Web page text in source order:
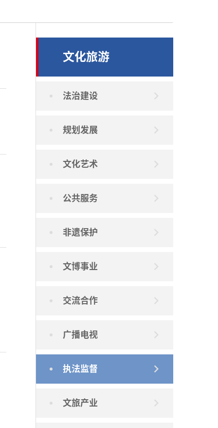
文化旅游
法治建设
规划发展
文化艺术
公共服务
非遗保护
文博事业
交流合作
广播电视
执法监督
文旅产业